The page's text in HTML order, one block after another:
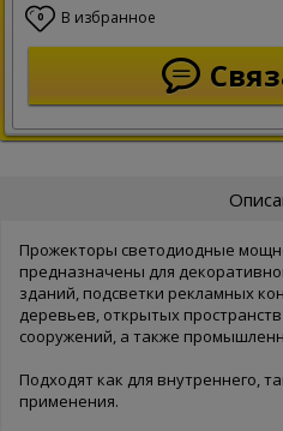
0 В избранное
Прожекторы светодиодные
предназначены для
зданий, подсветки рекламных
деревьев, открытых
сооружений, а также
Подходят как для внутреннего,
применения.